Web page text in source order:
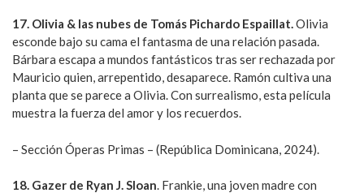
17. Olivia & las nubes de Tomás Pichardo Espaillat.Olivia
esconde bajo su cama el fantasma de una relación pasada.
Bárbara escapa a mundos fantásticos tras ser rechazada por
Mauricio quien, arrepentido, desaparece. Ramón cultiva una
planta que se parece a Olivia. Con surrealismo, esta película
muestra la fuerza del amor y los recuerdos.
– Sección Óperas Primas – (República Dominicana, 2024).
18. Gazer de Ryan J. Sloan. Frankie, una joven madre con